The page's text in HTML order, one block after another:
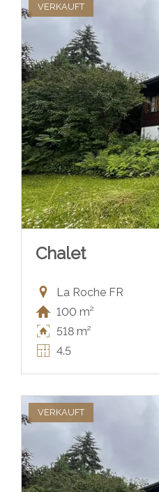
VERKAUFT
Chalet
La Roche FR
100 m²
518 m²
4.5
VERKAUFT